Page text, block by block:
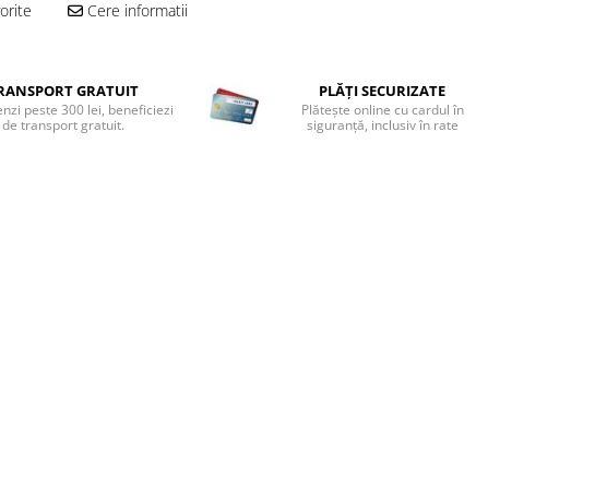
Cere informatii
GRATUIT
peste 300 lei, beneficiezi
de transport gratuit.
PLĂȚI SECURIZATE
Plătește online cu cardul în
siguranță, inclusiv în rate